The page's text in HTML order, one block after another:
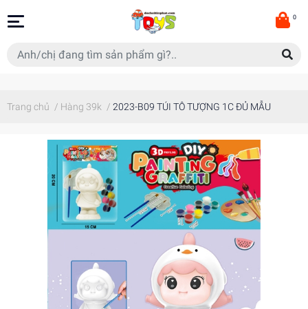
0
Trang chủ / Hàng 39k / 2023-B09 TÚI TÔ TƯỢNG 1C ĐỦ MẪU